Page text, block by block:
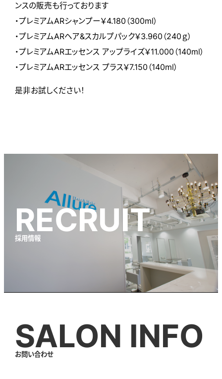
ンスの販売も行っております
・プレミアムARシャンプー￥4.180（300ml）
・プレミアムARヘア&スカルプパック￥3.960（240ｇ）
・プレミアムARエッセンス アップライズ￥11.000（140ml）
・プレミアムARエッセンス プラス￥7.150（140ml）
是非お試しください！
RECRUIT
採用情報
SALON INFO
お問い合わせ